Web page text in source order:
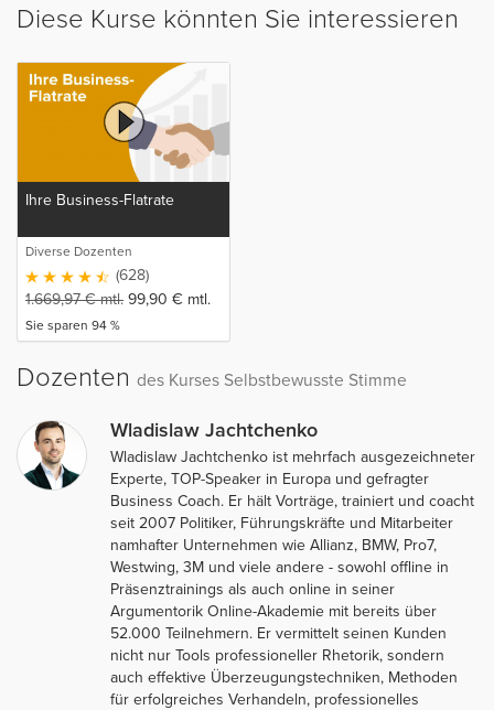
Diese Kurse könnten Sie interessieren
Ihre Business-Flatrate
Diverse Dozenten
(628)
1.669,97€mtl. 99,90 € mtl.
Sie sparen 94 %
Dozenten des Kurses Selbstbewusste Stimme
Wladislaw Jachtchenko
Wladislaw Jachtchenko ist mehrfach ausgezeichneter
Experte, TOP-Speaker in Europa und gefragter
Business Coach. Er hält Vorträge, trainiert und coacht
seit 2007 Politiker, Führungskräfte und Mitarbeiter
namhafter Unternehmen wie Allianz, BMW, Pro7,
Westwing, 3M und viele andere - sowohl offline in
Präsenztrainings als auch online in seiner
Argumentorik Online-Akademie mit bereits über
52.000 Teilnehmern. Er vermittelt seinen Kunden
nicht nur Tools professioneller Rhetorik, sondern
auch effektive Überzeugungstechniken, Methoden
für erfolgreiches Verhandeln, professionelles